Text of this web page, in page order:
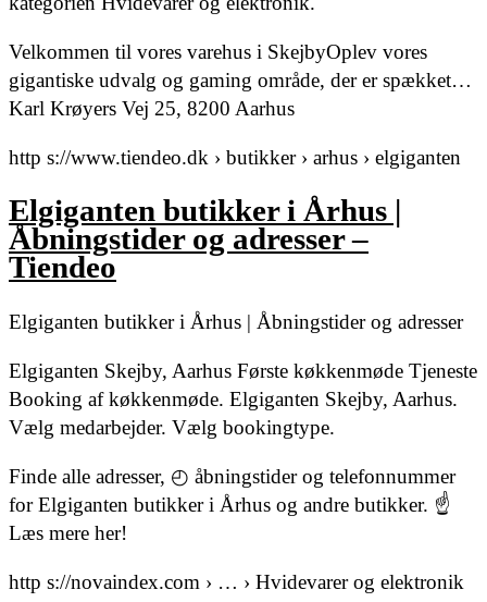
Velkommen til vores varehus i SkejbyOplev vores
gigantiske udvalg og gaming område, der er spækket…
Karl Krøyers Vej 25, 8200 Aarhus
http s://www.tiendeo.dk › butikker › arhus › elgiganten
Elgiganten butikker i Århus |
Åbningstider og adresser –
Tiendeo
Elgiganten butikker i Århus | Åbningstider og adresser
Elgiganten Skejby, Aarhus Første køkkenmøde Tjeneste
Booking af køkkenmøde. Elgiganten Skejby, Aarhus.
Vælg medarbejder. Vælg bookingtype.
Finde alle adresser, ◴ åbningstider og telefonnummer
for Elgiganten butikker i Århus og andre butikker. ☝
Læs mere her!
http s://novaindex.com › … › Hvidevarer og elektronik